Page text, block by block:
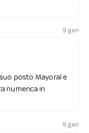
9 gen
posto Mayoral e
numerica in
9 gen